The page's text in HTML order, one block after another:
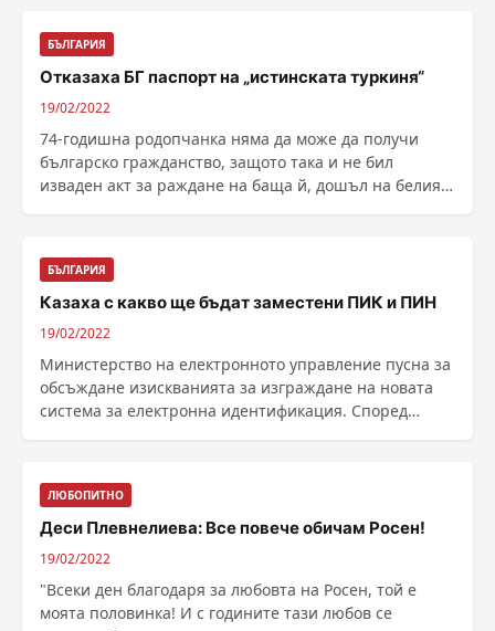
БЪЛГАРИЯ
Отказаха БГ паспорт на „истинската туркиня“
19/02/2022
74-годишна родопчанка няма да може да получи
българско гражданство, защото така и не бил
изваден акт за раждане на баща й, дошъл на белия
БЪЛГАРИЯ
Казаха с какво ще бъдат заместени ПИК и ПИН
19/02/2022
Министерство на електронното управление пусна за
обсъждане изискванията за изграждане на новата
система за електронна идентификация. Според
ЛЮБОПИТНО
Деси Плевнелиева: Все повече обичам Росен!
19/02/2022
"Всеки ден благодаря за любовта на Росен, той е
моята половинка! И с годините тази любов се